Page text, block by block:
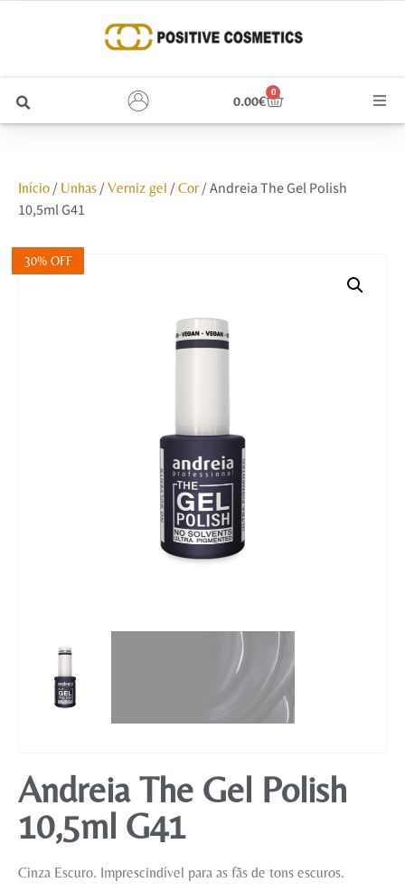
0.00€
0
Unhas
Início/ Unhas/ Verniz gel / Cor/ Andreia The Gel Polish
10,5ml G41
30% OFF
Andreia The Gel Polish
10,5ml G41
Cinza Escuro. Imprescindível para as fãs de tons escuros.